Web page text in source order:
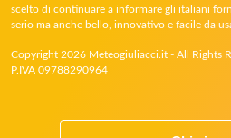
scelto di continuare a informare gli italiani
serio ma anche bello, innovativo e facile da
Copyright 2026 Meteogiuliacci.it - All Rights
P.IVA 09788290964